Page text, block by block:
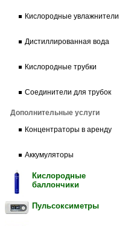
Кислородные увлажнители
Дистиллированная вода
Кислородные трубки
Соединители для трубок
Дополнительные услуги
Концентраторы в аренду
Аккумуляторы
Кислородные
баллончики
Пульсоксиметры